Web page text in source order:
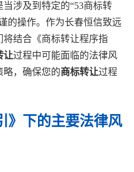
涉及到特定的“53商标转
的操作。作为长春恒信致远
结合《商标转让程序指
让过程中可能面临的法律风
略，确保您的商标转让过程
》下的主要法律风